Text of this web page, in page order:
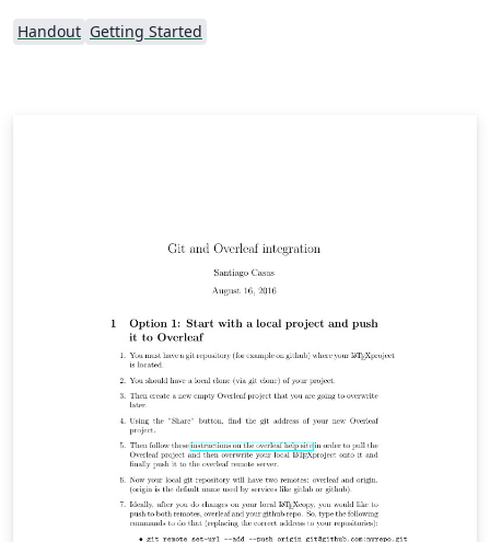
Handout Getting Started